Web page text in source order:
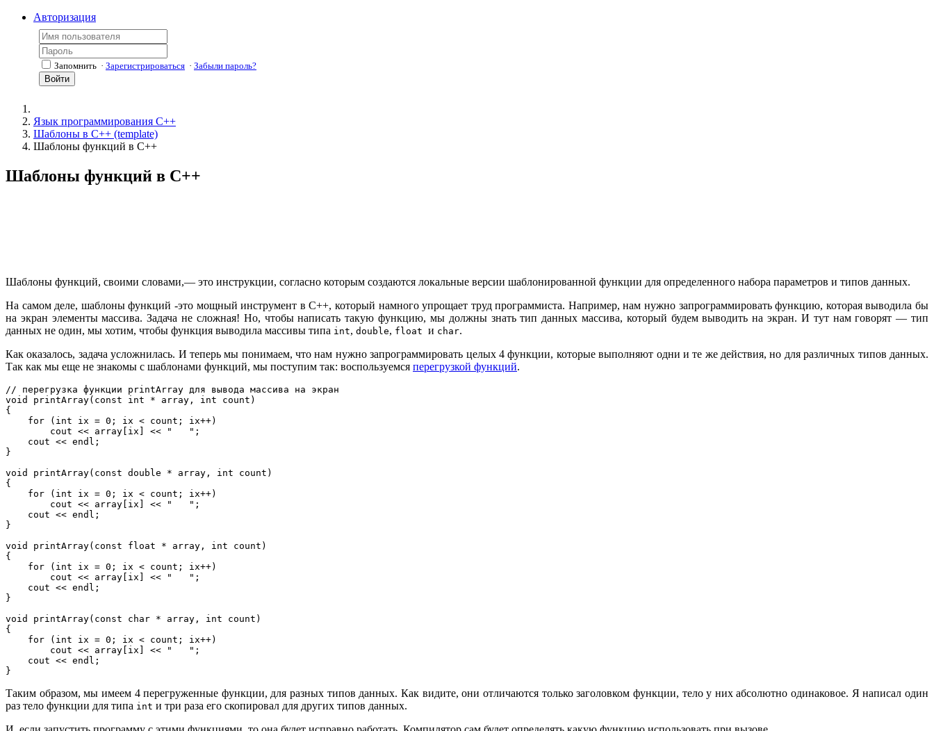
Авторизация
Запомнить · Зарегистрироваться · Забыли пароль?
Войти
Язык программирования С++
Шаблоны в С++ (template)
Шаблоны функций в С++
Шаблоны функций в С++
Шаблоны функций, своими словами,— это инструкции, согласно которым создаются локальные версии шаблонированной функции для определенного набора параметров и типов данных.
На самом деле, шаблоны функций -это мощный инструмент в С++, который намного упрощает труд программиста. Например, нам нужно запрограммировать функцию, которая выводила бы
на экран элементы массива. Задача не сложная! Но, чтобы написать такую функцию, мы должны знать тип данных массива, который будем выводить на экран. И тут нам говорят — тип
данных не один, мы хотим, чтобы функция выводила массивы типа int, double, float и char.
Как оказалось, задача усложнилась. И теперь мы понимаем, что нам нужно запрограммировать целых 4 функции, которые выполняют одни и те же действия, но для различных типов данных.
Так как мы еще не знакомы с шаблонами функций, мы поступим так: воспользуемся перегрузкой функций.
// перегрузка функции printArray для вывода массива на экран
void printArray(const int * array, int count)
{
    for (int ix = 0; ix < count; ix++)
        cout << array[ix] << "   ";
    cout << endl;
}
void printArray(const double * array, int count)
{
    for (int ix = 0; ix < count; ix++)
        cout << array[ix] << "   ";
    cout << endl;
}
void printArray(const float * array, int count)
{
    for (int ix = 0; ix < count; ix++)
        cout << array[ix] << "   ";
    cout << endl;
}
void printArray(const char * array, int count)
{
    for (int ix = 0; ix < count; ix++)
        cout << array[ix] << "   ";
    cout << endl;
}
Таким образом, мы имеем 4 перегруженные функции, для разных типов данных. Как видите, они отличаются только заголовком функции, тело у них абсолютно одинаковое. Я написал один
раз тело функции для типа int и три раза его скопировал для других типов данных.